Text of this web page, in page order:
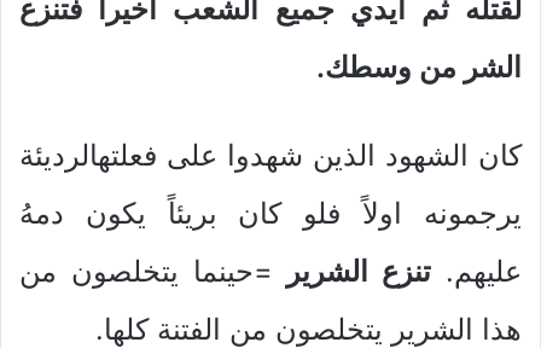
لقتله ثم ايدي جميع الشعب اخيرا فتنزع
الشر من وسطك.
كان الشهود الذين شهدوا على فعلتهالرديئة
يرجمونه اولاً فلو كان بريئاً يكون دمهُ
عليهم. تنزع الشرير
=حينما يتخلصون من
هذا الشرير يتخلصون من الفتنة كلها.